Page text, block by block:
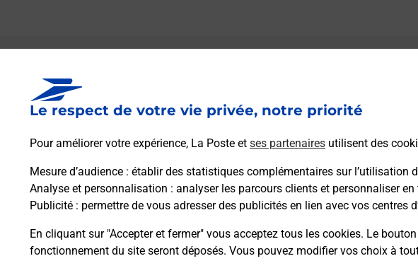
Le respect de votre vie privée, notre priorité
Pour améliorer votre expérience, La Poste et ses partenaires utilisent des
Mesure d’audience : établir des statistiques complémentaires sur l’utilisation
Analyse et personnalisation : analyser les parcours clients et personnaliser
Publicité : permettre de vous adresser des publicités en lien avec vos centres
En cliquant sur "Accepter et fermer" vous acceptez tous les cookies. Le
fonctionnement du site seront déposés. Vous pouvez modifier vos choix à
Boîte aux Lettres La Poste
Prochaine collecte du courrier lundià 09h00
Station Superbagneres
Itinéraire
51 Route
Saint